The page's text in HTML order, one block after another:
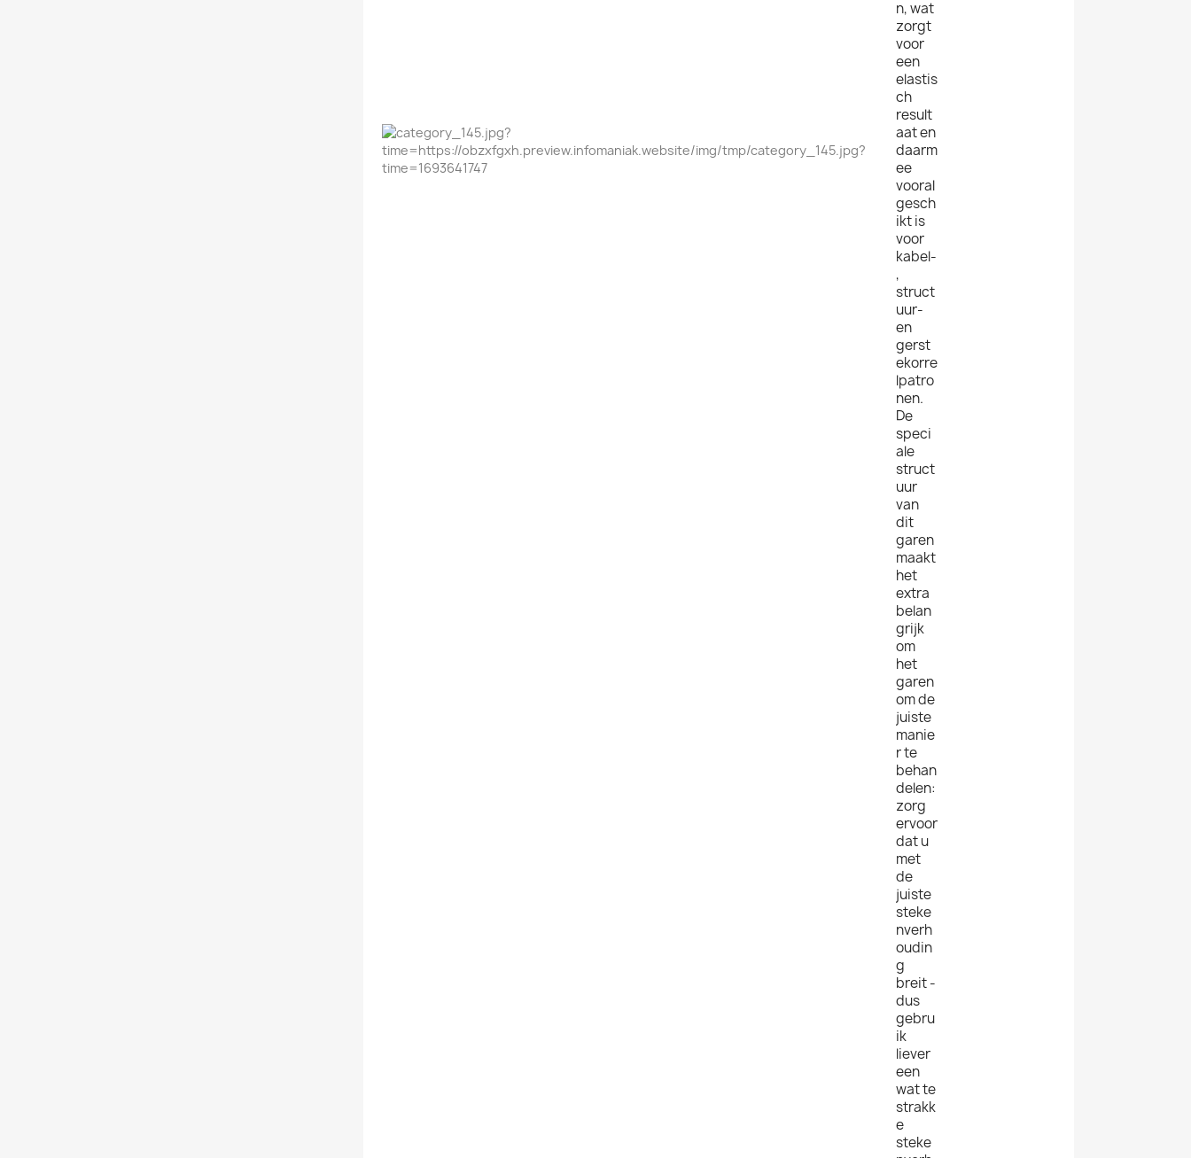
n, wat
zorgt
voor
een
elastis
ch
result
aat en
daarm
ee
vooral
gesch
ikt is
voor
kabel-
,
struct
uur-
en
gerst
ekorre
lpatro
nen.
De
speci
ale
struct
uur
van
dit
garen
maakt
het
extra
belan
grijk
om
het
garen
om de
juiste
manie
r te
behan
delen:
zorg
ervoor
dat u
met
de
juiste
steke
nverh
oudin
g
breit -
dus
gebru
ik
liever
een
wat te
strakk
e
steke